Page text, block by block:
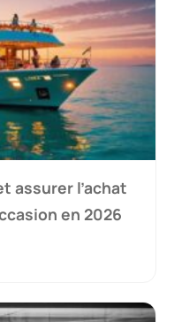
assurer l’achat
en 2026